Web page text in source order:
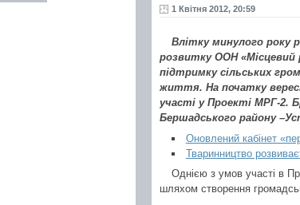
1 Квітня 2012, 20:59
Влітку минулого року
розвитку ООН «Місцевий
підтримку сільських
життя. На початку
участі у Проекті МРГ-2.
Бершадського району
Оновлений кабінет
Тваринництво
Однією з умов участі в
шляхом створення